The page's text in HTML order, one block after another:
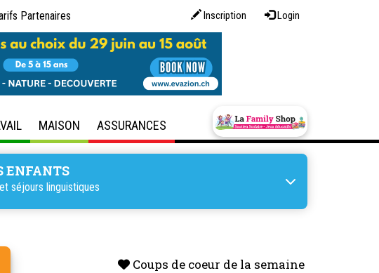
Inscription Login
Partenaires
MAISON ASSURANCES
ENFANTS
séjours linguistiques
Coups de coeur de la semaine